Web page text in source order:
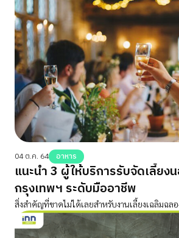
04 ต.ค. 64 อาหาร
แนะนำ 3 ผู้ให้บริการรับจัดเลี้ยง
กรุงเทพฯ ระดับมืออาชีพ
สิ่งสำคัญที่ขาดไม่ได้เลยสำหรับงานเลี้ยงเฉลิมฉล